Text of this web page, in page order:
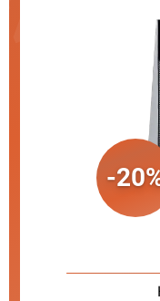
-